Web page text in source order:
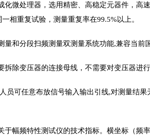
化微处理器，选用精密、高稳定元器件，高
一相重复试验，测量重复率在99.5%以上。
量和分段扫频测量双测量系统功能,兼容当前
拆除变压器的连接母线，不需要对变压器进
员可任意布放信号输入输出引线,对测量结果
于幅频特性测试仪的技术指标。横坐标（频